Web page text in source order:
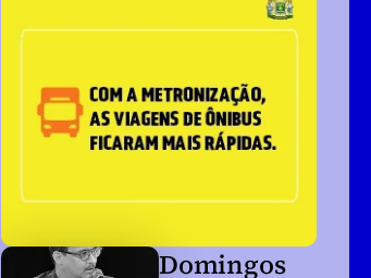
Domingos